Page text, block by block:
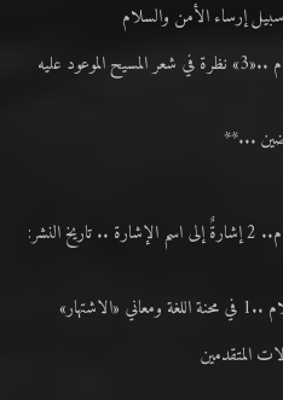
إرساء الأمن والسلام
رأيٌ في لغة المسيح الموعود عليه السلام ..«3» نظرة في شعر المسيح الموعود عليه
...**
رأي في لغة المسيح الموعود عليه السلام.. 2 إشارةٌ إلى اسم الإشارة .. تاريخ النشر:
المتقدمين